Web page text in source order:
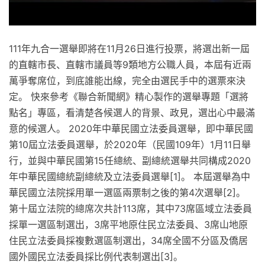
111年九合一選舉即將在11月26日進行投票，將選出新一屆
的直轄市長、直轄市議員等9類地方公職人員，本屆有近兩
萬爭奪席位，到底誰能出線，完全由選民手中的選票來決
定。 快來參考《聯合新聞網》精心製作的選舉專題「選將
點名」專區，看清楚各候選人的背景、政見，選出心中最滿
意的候選人。 2020年中華民國立法委員選舉，即中華民國
第10屆立法委員選舉，於2020年（民國109年）1月11日舉
行，並與中華民國第15任總統、副總統選舉共同構成2020
年中華民國總統副總統及立法委員選舉[1]。 本屆選舉為中
華民國立法院採用單一選區兩票制之後的第4次選舉[2]。
第十屆立法院的總席次共計113席，其中73席區域立法委員
採單一選區制選出，3席平地原住民立法委員、3席山地原
住民立法委員採複數選區制選出，34席全國不分區及僑居
國外國民立法委員採比例代表制選出[3]。